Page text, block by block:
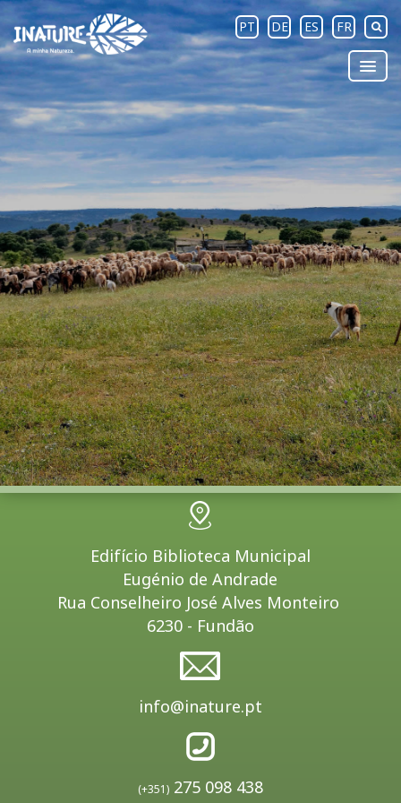
PT DE ES FR
Edifício Biblioteca Municipal
Eugénio de Andrade
Rua Conselheiro José Alves Monteiro
6230 - Fundão
info@inature.pt
(+351) 275 098 438